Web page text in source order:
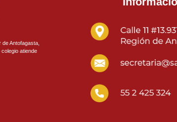
Antofagasta,
atiende